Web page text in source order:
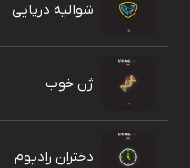
شوالیه دریایی
ژن خوب
دختران رادیوم